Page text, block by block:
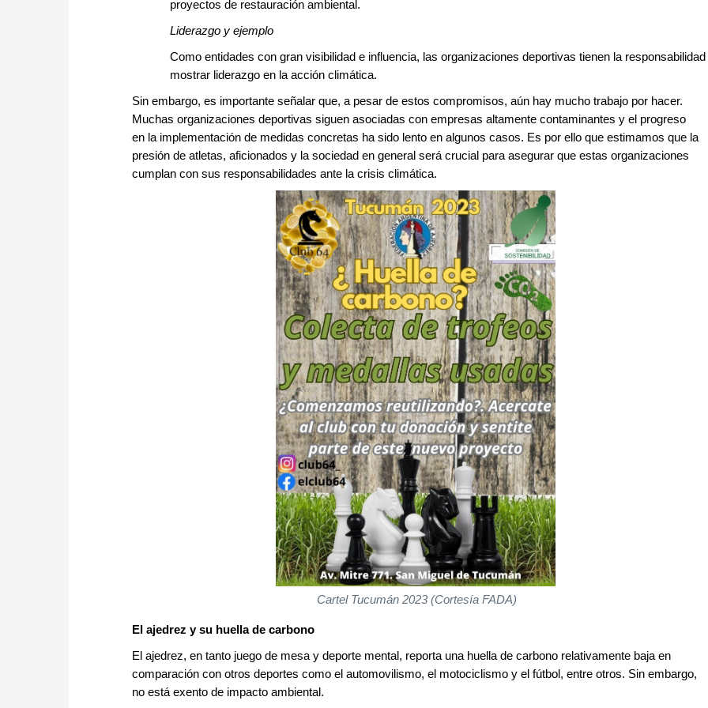
proyectos de restauración ambiental.
Liderazgo y ejemplo
Como entidades con gran visibilidad e influencia, las organizaciones deportivas tienen la responsabilidad
mostrar liderazgo en la acción climática.
Sin embargo, es importante señalar que, a pesar de estos compromisos, aún hay mucho trabajo por hacer.
Muchas organizaciones deportivas siguen asociadas con empresas altamente contaminantes y el progreso
en la implementación de medidas concretas ha sido lento en algunos casos. Es por ello que estimamos que la
presión de atletas, aficionados y la sociedad en general será crucial para asegurar que estas organizaciones
cumplan con sus responsabilidades ante la crisis climática.
Cartel Tucumán 2023 (Cortesía FADA)
El ajedrez y su huella de carbono
El ajedrez, en tanto juego de mesa y deporte mental, reporta una huella de carbono relativamente baja en
comparación con otros deportes como el automovilismo, el motociclismo y el fútbol, entre otros. Sin embargo,
no está exento de impacto ambiental.